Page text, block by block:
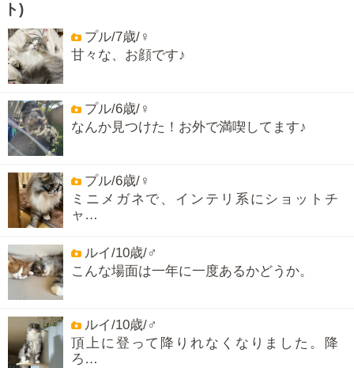
ト)
プル/7歳/♀
甘々な、お顔です♪
プル/6歳/♀
なんか見つけた！お外で満喫してます♪
プル/6歳/♀
ミニメガネで、インテリ系にショットチ
ャ…
ルイ/10歳/♂
こんな場面は一年に一度あるかどうか。
ルイ/10歳/♂
頂上に登って降りれなくなりました。降
ろ…